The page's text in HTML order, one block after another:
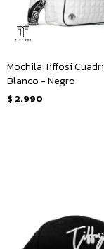
Mochila Tiffosi
Blanco - Negro
$ 2.990